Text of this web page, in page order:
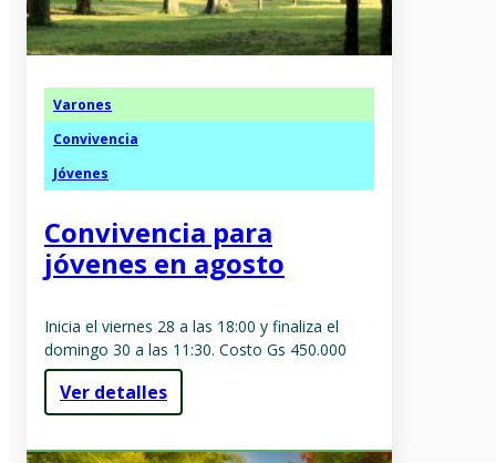
Varones
Convivencia
Jóvenes
Convivencia para
jóvenes en agosto
Inicia el viernes 28 a las 18:00 y finaliza el
domingo 30 a las 11:30. Costo Gs 450.000
Ver detalles